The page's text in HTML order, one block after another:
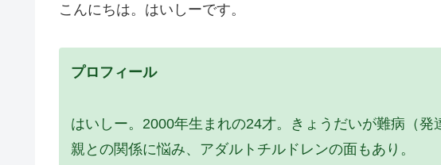
こんにちは。はいしーです。
プロフィール
はいしー。2000年生まれの24才。きょうだいが難病（発
親との関係に悩み、アダルトチルドレンの面もあり。